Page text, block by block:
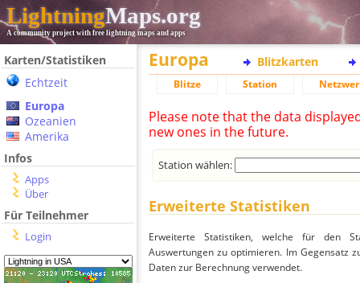
LightningMaps.org
A community project with free lightning maps and apps
Karten/Statistiken
Echtzeit
Europa
Ozeanien
Amerika
Infos
Apps
Über
Für Teilnehmer
Login
Europa Blitzkarten
Blitze Station
Please note that the data
new ones in the future.
Station wählen:
Erweiterte Statistiken
Erweiterte Statistiken, welche für den
Auswertungen zu optimieren. Im Gegensatz
Daten zur Berechnung verwendet.